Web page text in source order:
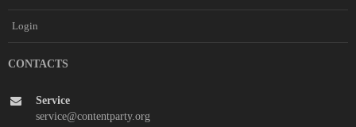
Login
CONTACTS
Service
service@contentparty.org